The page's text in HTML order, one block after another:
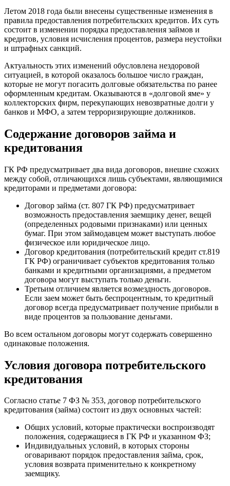
Летом 2018 года были внесены существенные изменения в
правила предоставления потребительских кредитов. Их суть
состоит в изменении порядка предоставления займов и
кредитов, условия исчисления процентов, размера неустойки
и штрафных санкций.
Актуальность этих изменений обусловлена нездоровой
ситуацией, в которой оказалось большое число граждан,
которые не могут погасить долговые обязательства по ранее
оформленным кредитам. Оказываются в «долговой яме» у
коллекторских фирм, перекупающих невозвратные долги у
банков и МФО, а затем терроризирующие должников.
Содержание договоров займа и
кредитования
ГК РФ предусматривает два вида договоров, внешне схожих
между собой, отличающихся лишь субъектами, являющимися
кредиторами и предметами договора:
Договор займа (ст. 807 ГК РФ) предусматривает
возможность предоставления заемщику денег, вещей
(определенных родовыми признаками) или ценных
бумаг. При этом займодавцем может выступать любое
физическое или юридическое лицо.
Договор кредитования (потребительский кредит ст.819
ГК РФ) ограничивает субъектов кредитования только
банками и кредитными организациями, а предметом
договора могут выступать только деньги.
Третьим отличием является возмездность договоров.
Если заем может быть беспроцентным, то кредитный
договор всегда предусматривает получение прибыли в
виде процентов за пользование деньгами.
Во всем остальном договоры могут содержать совершенно
одинаковые положения.
Условия договора потребительского
кредитования
Согласно статье 7 ФЗ № 353, договор потребительского
кредитования (займа) состоит из двух основных частей:
Общих условий, которые практически воспроизводят
положения, содержащиеся в ГК РФ и указанном ФЗ;
Индивидуальных условий, в которых стороны
оговаривают порядок предоставления займа, срок,
условия возврата применительно к конкретному
заемщику.